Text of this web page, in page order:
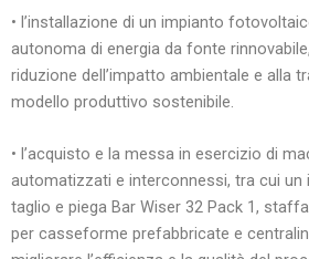
• l’installazione di un impianto
autonoma di energia da fonte
riduzione dell’impatto ambientale e alla
modello produttivo sostenibile.
• l’acquisto e la messa in esercizio di
automatizzati e interconnessi, tra cui un
taglio e piega Bar Wiser 32 Pack 1,
per casseforme prefabbricate e